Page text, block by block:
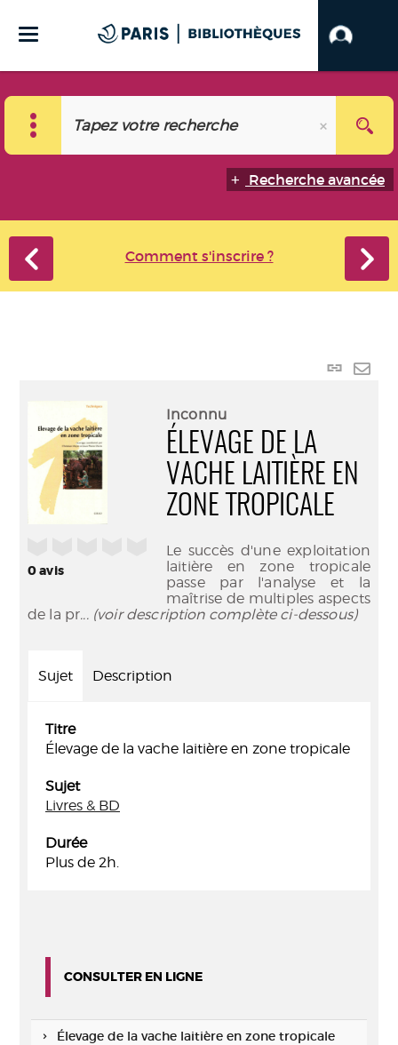
Recherche avancée
Comment s'inscrire ?
Lien
0avis
Inconnu
ÉLEVAGE DE LA
VACHE LAITIÈRE EN
ZONE TROPICALE
Le succès d'une exploitation
laitière en zone tropicale
passe par l'analyse et la
maîtrise de multiples aspects
de la pr... (voir description complète ci-dessous)
Sujet Description
Titre
Élevage de la vache laitière en zone tropicale
Sujet
Livres & BD
Durée
Plus de 2h.
CONSULTER EN LIGNE
Élevage de la vache laitière en zone tropicale